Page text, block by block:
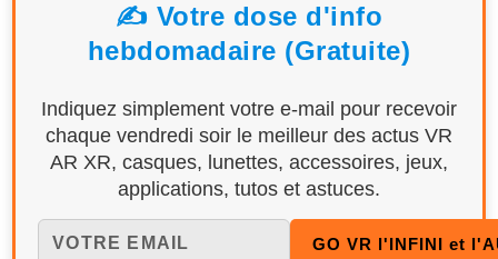
✍️ Votre dose d'info
hebdomadaire (Gratuite)
Indiquez simplement votre e-mail pour recevoir
chaque vendredi soir le meilleur des actus VR
AR XR, casques, lunettes, accessoires, jeux,
applications, tutos et astuces.